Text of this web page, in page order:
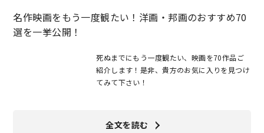
名作映画をもう一度観たい！洋画・邦画のおすすめ70
選を一挙公開！
死ぬまでにもう一度観たい、映画を70作品ご
紹介します！是非、貴方のお気に入りを見つけ
てみて下さい！
全文を読む